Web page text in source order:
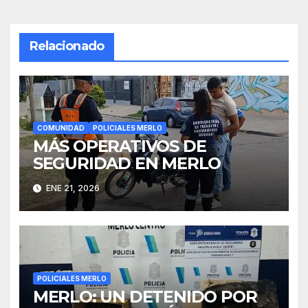
Relacionado
COMUNIDAD POLICIALES MERLO
MÁS OPERATIVOS DE
SEGURIDAD EN MERLO
ENE 21, 2026
POLICIALES MERLO
MERLO: UN DETENIDO POR